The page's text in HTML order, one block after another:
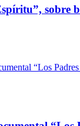
sobre